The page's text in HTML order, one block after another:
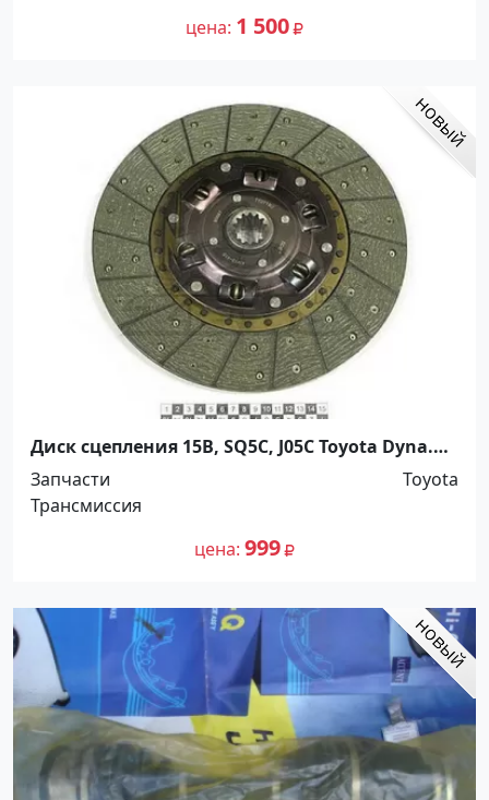
цена 1 500
Диск сцепления 15B, SQ5C, J05C Toyota Dyna.
Распродажа! До -100%! Краснодар
Запчасти
Toyota
Трансмиссия
цена 999